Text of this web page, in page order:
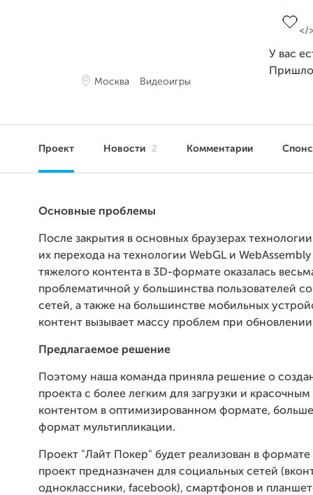
Москва Видеоигры
У вас
Проект Новости 2 Комментарии
Основные проблемы
После закрытия в основных браузерах
их перехода на технологии WebGL и WebAssembly
тяжелого контента в 3D-формате оказалась
проблематичной у большинства пользователей
сетей, а также на большинстве мобильных
контент вызывает массу проблем при обновлении
Предлагаемое решение
Поэтому наша команда приняла решение о
проекта с более легким для загрузки и
контентом в оптимизированном формате,
формат мультипликации.
Проект "Лайт Покер" будет реализован в формате
проект предназначен для социальных сетей
одноклассники, facebook), смартфонов и